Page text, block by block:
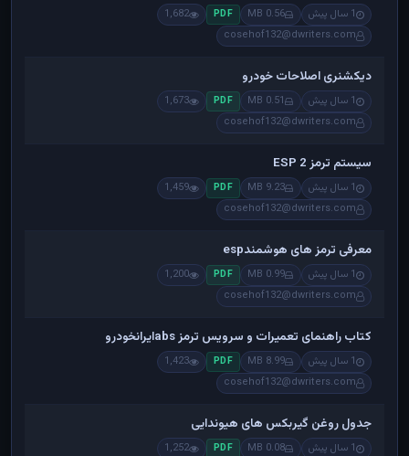
1 سال پیش 0.56 MB
PDF
1,682
cosehof132@dwriters.com
دیکشنری اصلاحات خودرو
1 سال پیش 0.51 MB
PDF
1,673
cosehof132@dwriters.com
سیستم ترمز ESP 2
1 سال پیش 9.23 MB
PDF
1,459
cosehof132@dwriters.com
معرفی ترمز های هوشمندesp
1 سال پیش 0.99 MB
PDF
1,200
cosehof132@dwriters.com
کتاب راهنمای تعمیرات و سرویس ترمز absایرانخودرو
1 سال پیش 8.99 MB
PDF
1,423
cosehof132@dwriters.com
جدول روغن گیربکس های هیوندایی
1 سال پیش 0.08 MB
PDF
1,252